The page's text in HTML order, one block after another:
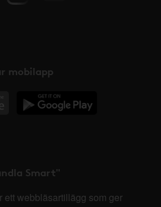
mobilapp
Smart"
ett webbläsartillägg som ger